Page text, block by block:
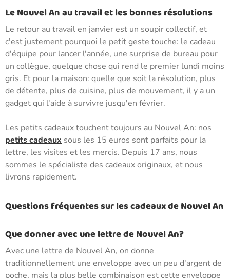
Le Nouvel An au travail et les bonnes résolutions
Le retour au travail en janvier est un soupir collectif, et
c'est justement pourquoi le petit geste touche: le cadeau
d'équipe pour lancer l'année, une surprise de bureau pour
un collègue, quelque chose qui rend le premier lundi moins
gris. Et pour la maison: quelle que soit la résolution, plus
de détente, plus de cuisine, plus de mouvement, il y a un
gadget qui l'aide à survivre jusqu'en février.
Les petits cadeaux touchent toujours au Nouvel An: nos
petits cadeaux sous les 15 euros sont parfaits pour la
lettre, les visites et les mercis. Depuis 17 ans, nous
sommes le spécialiste des cadeaux originaux, et nous
livrons rapidement.
Questions fréquentes sur les cadeaux de Nouvel An
Que donner avec une lettre de Nouvel An?
Avec une lettre de Nouvel An, on donne
traditionnellement une enveloppe avec un peu d'argent de
poche, mais la plus belle combinaison est cette enveloppe